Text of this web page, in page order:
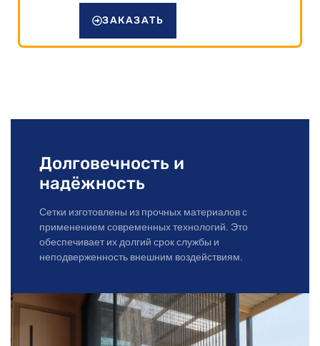
ЗАКАЗАТЬ
Долговечность и
надёжность
Сетки изготовлены из прочных материалов с
применением современных технологий. Это
обеспечивает их долгий срок службы и
неподверженность внешним воздействиям.